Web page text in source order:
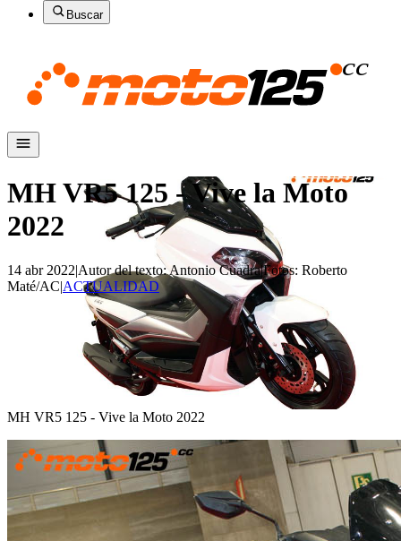
Buscar
MH VR5 125 - Vive la Moto
2022
14 abr 2022|Autor del texto: Antonio Cuadra|Fotos: Roberto
Maté/AC|ACTUALIDAD
MH VR5 125 - Vive la Moto 2022